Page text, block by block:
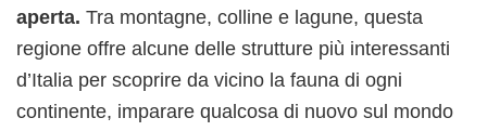
aperta. Tra montagne, colline e lagune, questa
regione offre alcune delle strutture più interessanti
d’Italia per scoprire da vicino la fauna di ogni
continente, imparare qualcosa di nuovo sul mondo